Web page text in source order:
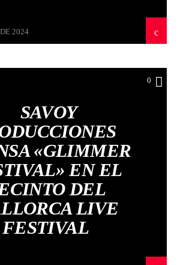
2024
0
SAVOY
«GLIMMER
EN EL
DEL
LIVE
FESTIVAL